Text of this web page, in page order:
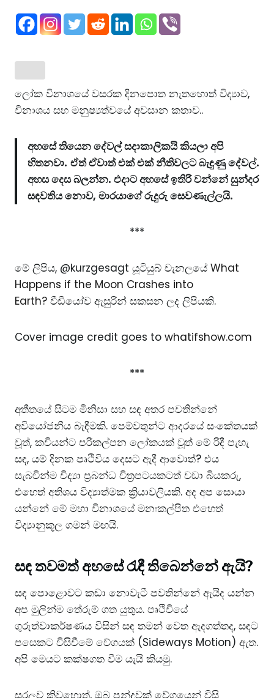
ලෝක විනාශයේ වසරක දිනපොත නැතහොත් විද්‍යාව,
විනාශය සහ මනුෂ්‍යත්වයේ අවසාන කතාව..
අහසේ තියෙන දේවල් සදාකාලිකයි කියලා අපි
හිතනවා. ඒත් ඒවාත් එක් එක් නීතිවලට බැඳුණු දේවල්.
අහස දෙස බලන්න. එදාට අහසේ ඉතිරි වන්නේ සුන්දර
සඳවතිය නොව, මාරයාගේ රුදුරු සෙවණැල්ලයි.
***
මේ ලිපිය, @kurzgesagt යූටියුබ් චැනලයේ What
Happens if the Moon Crashes into
Earth? වීඩීයෝව ඇසුරින් සකසන ලද ලිපියකි.
Cover image credit goes to whatifshow.com
***
අතීතයේ සිටම මිනිසා සහ සඳ අතර පවතින්නේ
අවියෝජනීය බැඳීමකි. පෙම්වතුන්ට ආදරයේ සංකේතයක්
වූත්, කවියන්ට පරිකල්පන ලෝකයක් වූත් මේ රිදී පැහැ
සඳ, යම් දිනක පෘථිවිය දෙසට ඇදී ආවොත්? එය
සැබවින්ම විද්‍යා ප්‍රබන්ධ චිත්‍රපටයකටත් වඩා බියකරු,
එහෙත් අතිශය විද්‍යාත්මක ක්‍රියාවලියකි. අද අප සොයා
යන්නේ මේ මහා විනාශයේ මනඃකල්පිත එහෙත්
විද්‍යානුකූල ගමන් මඟයි.
සඳ තවමත් අහසේ රැඳී තිබෙන්නේ ඇයි?
සඳ පොළොවට කඩා නොවැටී පවතින්නේ ඇයිද යන්න
අප මුලින්ම තේරුම් ගත යුතුය. පෘථිවියේ
ගුරුත්වාකර්ෂණය විසින් සඳ තමන් වෙත ඇදගත්තද, සඳට
පසෙකට විසිවීමේ වේගයක් (Sideways Motion) ඇත.
අපි මෙයට කක්ෂගත වීම යැයි කියමු.
සරලව කිවහොත්, ඔබ පන්දුවක් වේගයෙන් විසි